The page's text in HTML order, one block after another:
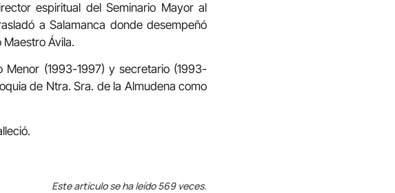
espiritual del Seminario Mayor al
a Salamanca donde desempeñó
Ávila.
(1993-1997) y secretario (1993-
de Ntra. Sra. de la Almudena como
Este artículo se ha leído 569 veces.